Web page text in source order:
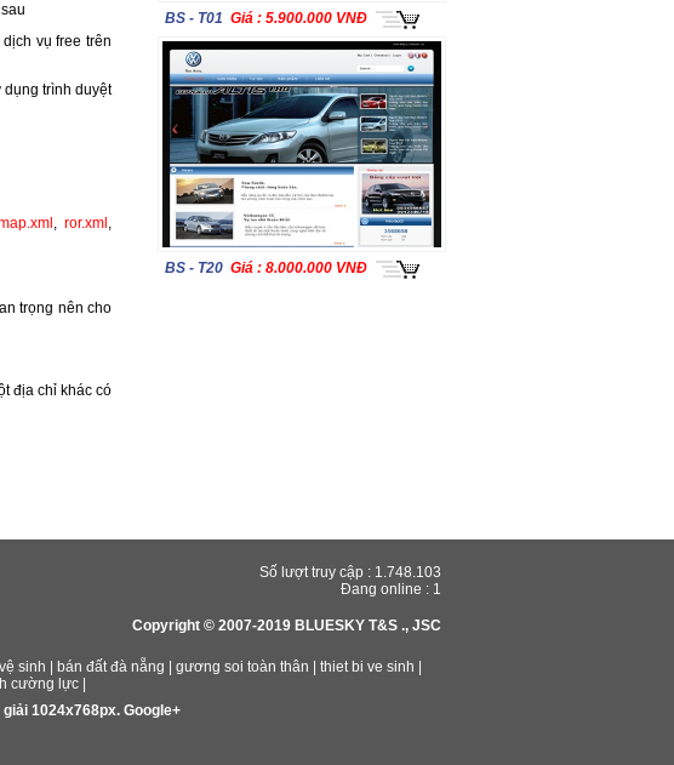
vụ free trên
dụng trình duyệt
, ror.xml ,
trọng nên cho
địa chỉ khác có
BS - T01 Giá : 5.900.000 VNĐ
BS - T20 Giá : 8.000.000 VNĐ
Số lượt truy cập : 1.748.103
Đang online : 1
Copyright © 2007-2019 BLUESKY T&S ., JSC
sinh bán đất đà nẵng gương soi toàn thân thiet bi ve sinh
cường lực
1024x768px. Google+